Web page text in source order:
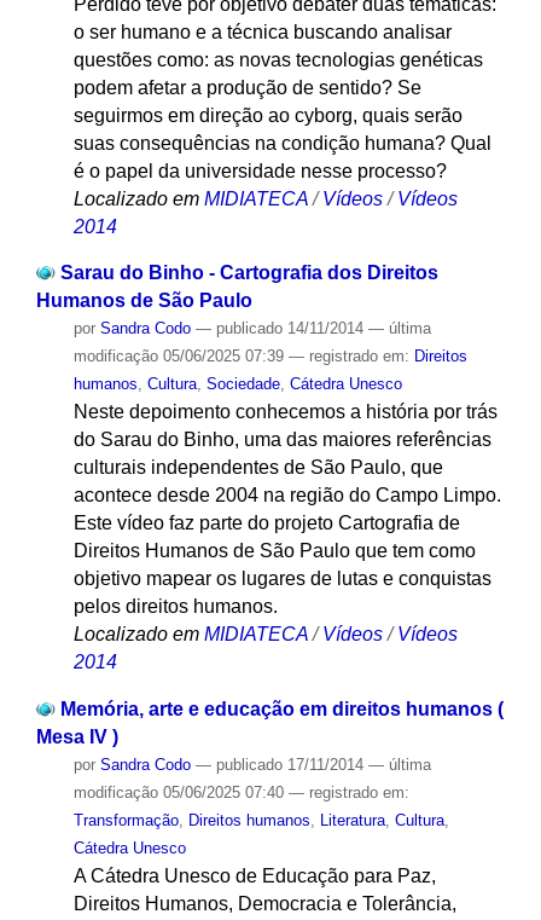
o ser humano e a técnica buscando analisar
questões como: as novas tecnologias genéticas
podem afetar a produção de sentido? Se
seguirmos em direção ao cyborg, quais serão
suas consequências na condição humana? Qual
é o papel da universidade nesse processo?
Localizado em MIDIATECA /Vídeos /Vídeos
2014
Sarau do Binho - Cartografia dos Direitos
Humanos de São Paulo
por Sandra Codo — publicado14/11/2014 — última
modificação05/06/2025 07:39 — registrado em: Direitos
humanos, Cultura, Sociedade, Cátedra Unesco
Neste depoimento conhecemos a história por trás
do Sarau do Binho, uma das maiores referências
culturais independentes de São Paulo, que
acontece desde 2004 na região do Campo Limpo.
Este vídeo faz parte do projeto Cartografia de
Direitos Humanos de São Paulo que tem como
objetivo mapear os lugares de lutas e conquistas
pelos direitos humanos.
Localizado em MIDIATECA / Vídeos / Vídeos
2014
Memória, arte e educação em direitos humanos (
Mesa IV )
por Sandra Codo — publicado17/11/2014 — última
modificação05/06/2025 07:40 — registrado em:
Transformação, Direitos humanos, Literatura, Cultura,
Cátedra Unesco
A Cátedra Unesco de Educação para Paz,
Direitos Humanos, Democracia e Tolerância,